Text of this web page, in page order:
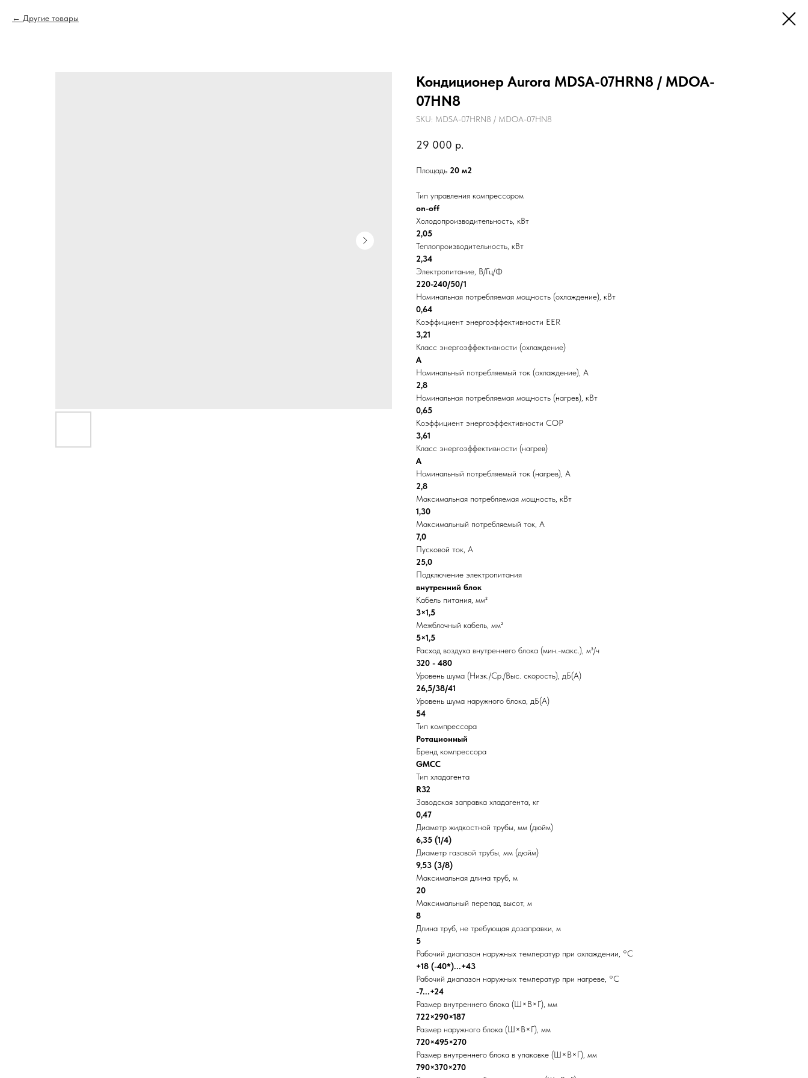
Другие товары
Кондиционер Aurora MDSA-07HRN8 / MDOA-
07HN8
SKU: MDSA-07HRN8 / MDOA-07HN8
29 000 р.
Площадь 20 м2
Тип управления компрессором
on-off
Холодопроизводительность, кВт
2,05
Теплопроизводительность, кВт
2,34
Электропитание, В/Гц/Ф
220-240/50/1
Номинальная потребляемая мощность (охлаждение), кВт
0,64
Коэффициент энергоэффективности EER
3,21
Класс энергоэффективности (охлаждение)
A
Номинальный потребляемый ток (охлаждение), А
2,8
Номинальная потребляемая мощность (нагрев), кВт
0,65
Коэффициент энергоэффективности COP
3,61
Класс энергоэффективности (нагрев)
А
Номинальный потребляемый ток (нагрев), А
2,8
Максимальная потребляемая мощность, кВт
1,30
Максимальный потребляемый ток, А
7,0
Пусковой ток, А
25,0
Подключение электропитания
внутренний блок
Кабель питания, мм²
3×1,5
Межблочный кабель, мм²
5×1,5
Расход воздуха внутреннего блока (мин.-макс.), м³/ч
320 - 480
Уровень шума (Низк./Ср./Выс. скорость), дБ(А)
26,5/38/41
Уровень шума наружного блока, дБ(А)
54
Тип компрессора
Ротационный
Бренд компрессора
GMCC
Тип хладагента
R32
Заводская заправка хладагента, кг
0,47
Диаметр жидкостной трубы, мм (дюйм)
6,35 (1/4)
Диаметр газовой трубы, мм (дюйм)
9,53 (3/8)
Максимальная длина труб, м
20
Максимальный перепад высот, м
8
Длина труб, не требующая дозаправки, м
5
Рабочий диапазон наружных температур при охлаждении, °C
+18 (-40*)...+43
Рабочий диапазон наружных температур при нагреве, °C
-7...+24
Размер внутреннего блока (Ш×В×Г), мм
722×290×187
Размер наружного блока (Ш×В×Г), мм
720×495×270
Размер внутреннего блока в упаковке (Ш×В×Г), мм
790×370×270